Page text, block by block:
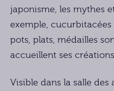
japonisme, les mythes
exemple, cucurbitacées
pots, plats, médailles
accueillent ses
Visible dans la salle des